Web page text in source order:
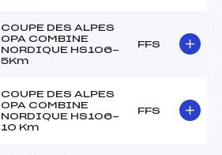
COUPE DES ALPES
OPA COMBINE
NORDIQUE HS106-
5Km
FFS
COUPE DES ALPES
OPA COMBINE
NORDIQUE HS106-
10 Km
FFS